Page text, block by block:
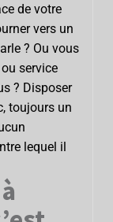
de votre
vers un
? Ou vous
service
? Disposer
toujours un
lequel il